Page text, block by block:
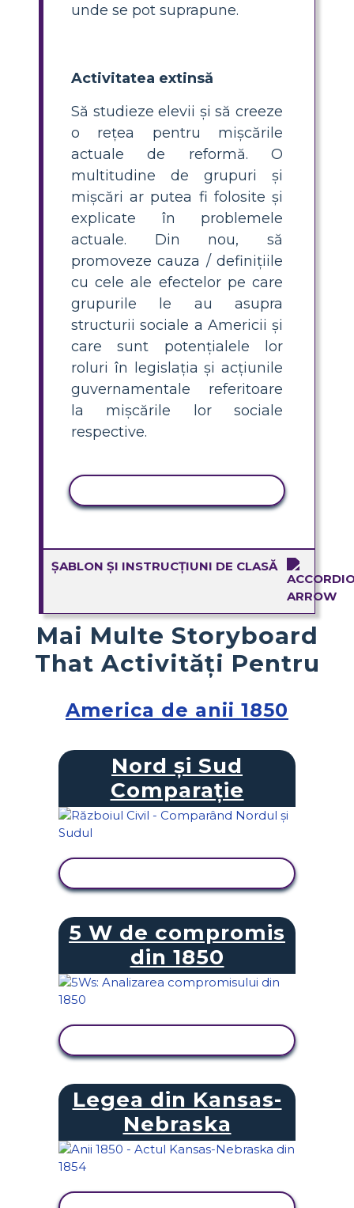
unde se pot suprapune.
Activitatea extinsă
Să studieze elevii și să creeze
o rețea pentru mișcările
actuale de reformă. O
multitudine de grupuri și
mișcări ar putea fi folosite și
explicate în problemele
actuale. Din nou, să
promoveze cauza / definițiile
cu cele ale efectelor pe care
grupurile le au asupra
structurii sociale a Americii și
care sunt potențialele lor
roluri în legislația și acțiunile
guvernamentale referitoare
la mișcările lor sociale
respective.
ȘABLON ȘI INSTRUCȚIUNI DE CLASĂ
Mai Multe Storyboard
That Activități Pentru
America de anii 1850
Nord și Sud
Comparație
5 W de compromis
din 1850
Legea din Kansas-
Nebraska